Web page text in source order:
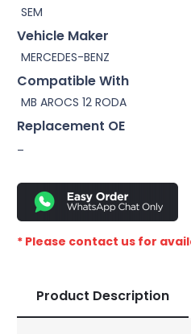
SEM
Vehicle Maker
MERCEDES-BENZ
Compatible With
MB AROCS 12 RODA
Replacement OE
–
* Please contact us for
Product Description